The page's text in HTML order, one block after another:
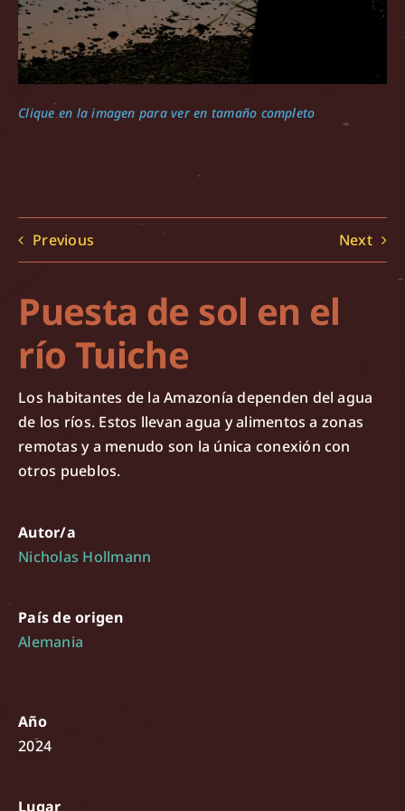
Puesta de sol en el
río Tuiche
Los habitantes de la Amazonía dependen del agua
de los ríos. Estos llevan agua y alimentos a zonas
remotas y a menudo son la única conexión con
otros pueblos.
Autor/a
Nicholas Hollmann
País de origen
Alemania
Año
2024
Lugar
Clique en la imagen para ver en tamaño completo
Previous Next